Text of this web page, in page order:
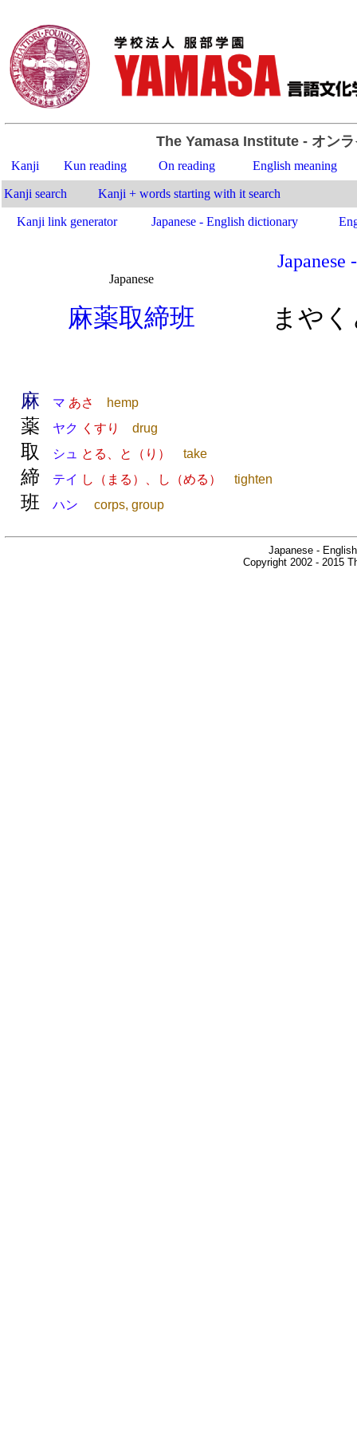
The Yamasa Institute- オンラ
Kanji Kun reading On reading English meaning
Kanji search Kanji + words starting with it search
Kanji link generator Japanese - English dictionary
Japanese
麻薬取締班 まや
麻 マ あさ hemp
薬 ヤク くすり drug
取 シュ とる、と（り） take
締 テイ し（まる）、し（める） tighten
班 ハン corps, group
Japanese -
Copyright 2002 - 2015